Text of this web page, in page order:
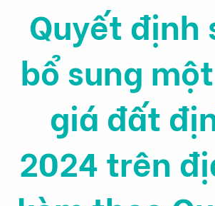
Quyết định
bổ sung
giá đất
2024 trên